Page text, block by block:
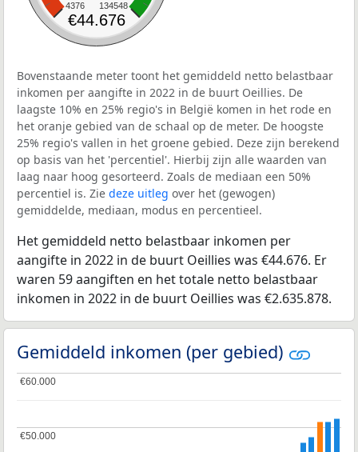
4376 134548
€44.676
Bovenstaande meter toont het gemiddeld netto belastbaar
inkomen per aangifte in 2022 in de buurt Oeillies. De
laagste 10% en 25% regio's in België komen in het rode en
het oranje gebied van de schaal op de meter. De hoogste
25% regio's vallen in het groene gebied. Deze zijn berekend
op basis van het 'percentiel'. Hierbij zijn alle waarden van
laag naar hoog gesorteerd. Zoals de mediaan een 50%
percentiel is. Zie deze uitleg over het (gewogen)
gemiddelde, mediaan, modus en percentieel.
Het gemiddeld netto belastbaar inkomen per
aangifte in 2022 in de buurt Oeillies was €44.676. Er
waren 59 aangiften en het totale netto belastbaar
inkomen in 2022 in de buurt Oeillies was €2.635.878.
Gemiddeld inkomen (per gebied)
€50.000
€50.000
€60.000
€60.000